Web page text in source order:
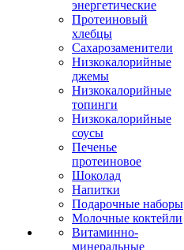
энергетические
Протеиновый
хлебцы
Сахарозаменители
Низкокалорийные
джемы
Низкокалорийные
топинги
Низкокалорийные
соусы
Печенье
протеиновое
Шоколад
Напитки
Подарочные наборы
Молочные коктейли
Витаминно-
минеральные